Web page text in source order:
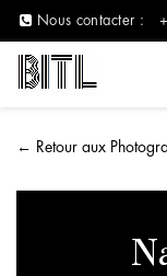
Nous contacter :
← Retour aux